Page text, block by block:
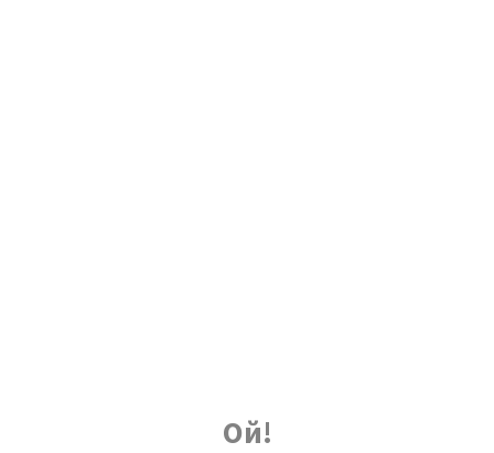
Ой!